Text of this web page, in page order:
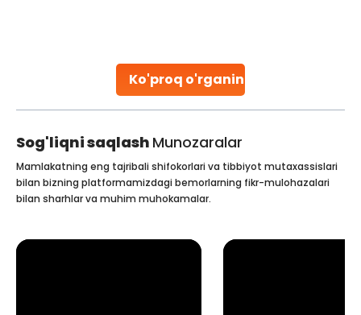
Ko'proq o'rganing
collected, they process the
Sog'liqni saqlash Munozaralar
Mamlakatning eng tajribali shifokorlari va tibbiyot mutaxassislari
bilan bizning platformamizdagi bemorlarning fikr-mulohazalari
bilan sharhlar va muhim muhokamalar.